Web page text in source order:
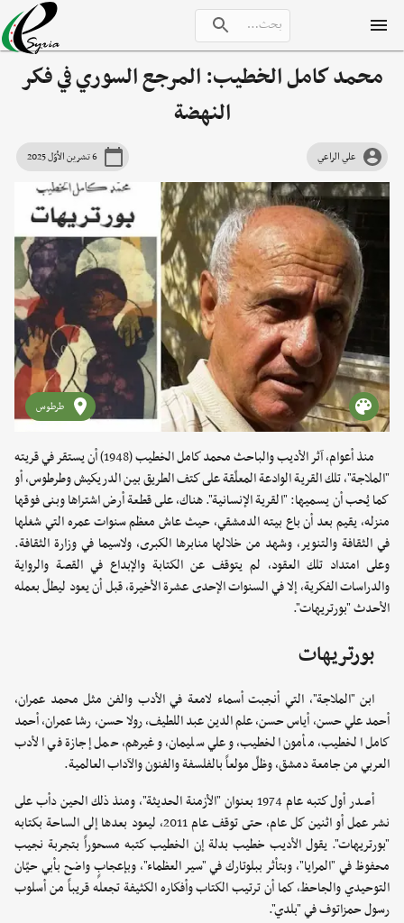
محمد كامل الخطيب: المرجع السوري في فكر
النهضة
علي الراعي 6 تشرين الأوّل 2025
طرطوس
منذ أعوام، آثر الأديب والباحث محمد كامل الخطيب (1948) أن يستقر في قريته
"الملاجة"، تلك القرية الوادعة المعلّقة على كتف الطريق بين الدريكيش وطرطوس، أو
كما يُحب أن يسميها: "القرية الإنسانية". هناك، على قطعة أرض اشتراها وبنى فوقها
منزله، يقيم بعد أن باع بيته الدمشقي، حيث عاش معظم سنوات عمره التي شغلها
في الثقافة والتنوير، وشهد من خلالها منابرها الكبرى، ولاسيما في وزارة الثقافة.
وعلى امتداد تلك العقود، لم يتوقف عن الكتابة والإبداع في القصة والرواية
والدراسات الفكرية، إلا في السنوات الإحدى عشرة الأخيرة، قبل أن يعود ليطلّ بعمله
الأحدث "بورتريهات".
بورتريهات
ابن "الملاجة"، التي أنجبت أسماء لامعة في الأدب والفن مثل محمد عمران،
أحمد علي حسن، أياس حسن، علم الدين عبد اللطيف، رولا حسن، رشا عمران، أحمد
كامل الخطيب، مأمون الخطيب، وعلي سليمان، وغيرهم، حمل إجازة في الأدب
العربي من جامعة دمشق، وظلّ مولعاً بالفلسفة والفنون والآداب العالمية.
أصدر أول كتبه عام 1974 بعنوان "الأزمنة الحديثة"، ومنذ ذلك الحين دأب على
نشر عمل أو اثنين كل عام، حتى توقف عام 2011، ليعود بعدها إلى الساحة بكتابه
"بورتريهات". يقول الأديب خطيب بدلة إن الخطيب كتبه مسحوراً بتجربة نجيب
محفوظ في "المرايا"، وبتأثر ببلوتارك في "سير العظماء"، وبإعجابٍ واضح بأبي حيّان
التوحيدي والجاحظ، كما أن ترتيب الكتاب وأفكاره الكثيفة تجعله قريباً من أسلوب
رسول حمزاتوف في "بلدي".